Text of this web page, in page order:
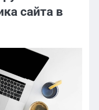
сайта в